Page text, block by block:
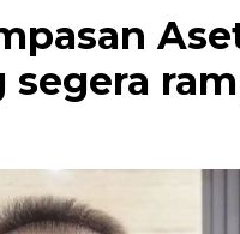
segera